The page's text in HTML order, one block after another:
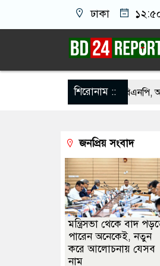
ঢাকা
শিরোনাম ::
ইউনূসকে প্রস্তাব দেয়নি বিএনপি, আলোচনায়
পরিবারকে নতুন ঘর দেবেন প্রধানমন্ত্রী
‘হাজারগুণ ভালো’ দেশ চালাচ্ছেন তারেক
না করে, তাই জীবিত অবস্থায় নিজের
জনপ্রিয় সংবাদ
মন্ত্রিসভা থেকে বাদ
পারেন অনেকেই, নতুন
করে আলোচনায় যেসব
নাম